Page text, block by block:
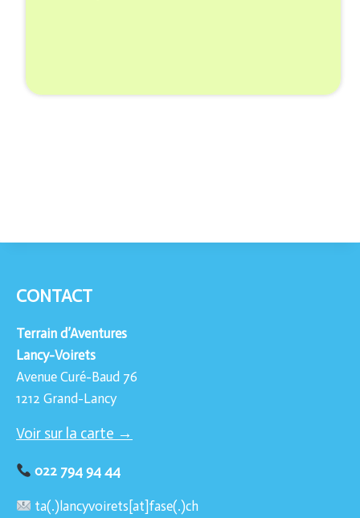
CONTACT
Terrain d’Aventures
Lancy-Voirets
Avenue Curé-Baud 76
1212 Grand-Lancy
Voir sur la carte →
022 794 94 44
ta(.)lancyvoirets[at]fase(.)ch